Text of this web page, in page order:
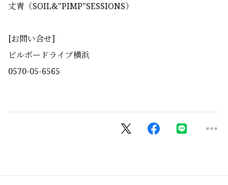
丈青（SOIL&"PIMP"SESSIONS）
[お問い合せ]
ビルボードライブ横浜
0570-05-6565